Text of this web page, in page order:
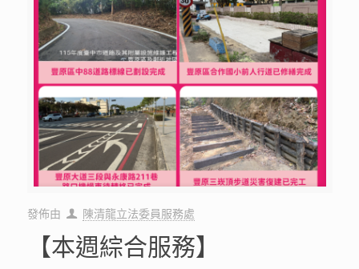
發佈由 陳清龍立法委員服務處
【本週綜合服務】